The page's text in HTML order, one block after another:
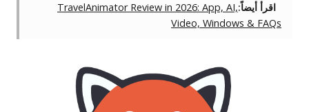
اقرأ أيضاً:TravelAnimator Review in 2026: App, AI,
Video, Windows & FAQs